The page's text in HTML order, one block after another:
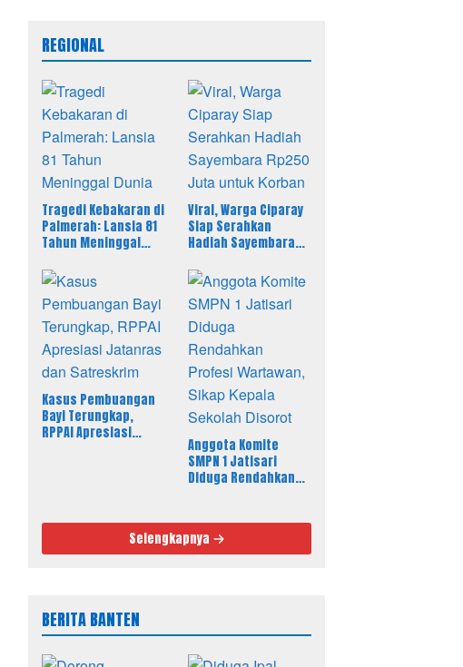
REGIONAL
Tragedi Kebakaran di
Palmerah: Lansia 81
Tahun Meninggal
Viral, Warga Ciparay
Siap Serahkan
Hadiah Sayembara
Korban
Kasus Pembuangan
Bayi Terungkap,
RPPAI Apresiasi
Anggota Komite
SMPN 1 Jatisari
Diduga Rendahkan
Disorot
Selengkapnya
BERITA BANTEN